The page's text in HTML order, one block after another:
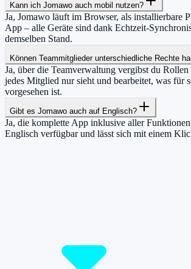
Kann ich Jomawo auch mobil nutzen?
Ja, Jomawo läuft im Browser, als installierbare
App – alle Geräte sind dank Echtzeit-
demselben Stand.
Können Teammitglieder unterschiedliche Rechte
Ja, über die Teamverwaltung vergibst du Rollen
jedes Mitglied nur sieht und bearbeitet, was für
vorgesehen ist.
Gibt es Jomawo auch auf Englisch?
Ja, die komplette App inklusive aller
Englisch verfügbar und lässt sich mit einem